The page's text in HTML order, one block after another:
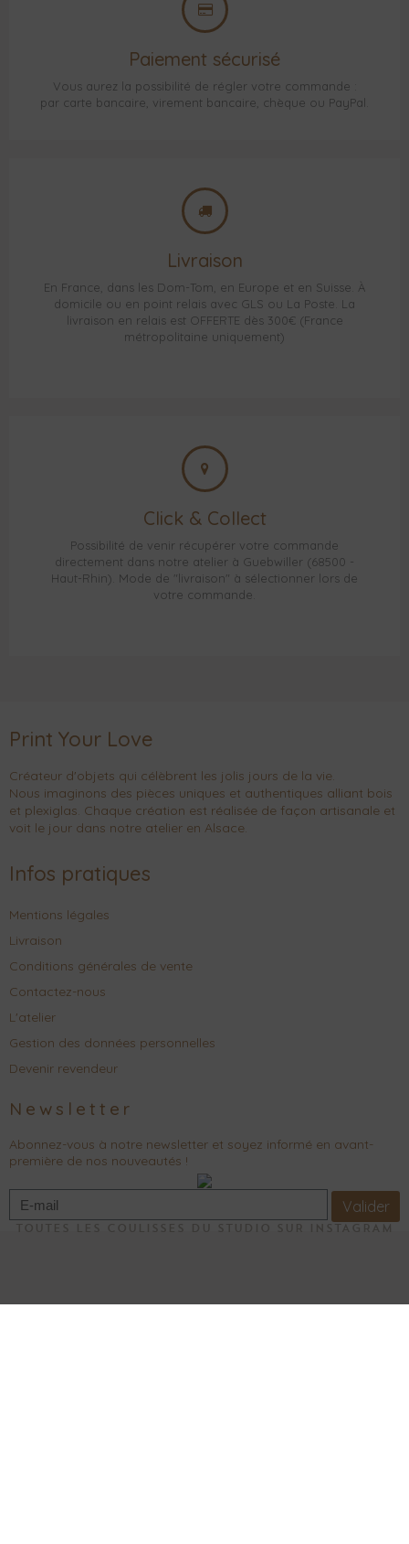
Paiement sécurisé
Vous aurez la possibilité de régler votre commande :
par carte bancaire, virement bancaire, chèque ou PayPal.
Livraison
En France, dans les Dom-Tom, en Europe et en Suisse. À
domicile ou en point relais avec GLS ou La Poste. La
livraison en relais est OFFERTE dès 300€ (France
métropolitaine uniquement)
Click & Collect
Possibilité de venir récupérer votre commande
directement dans notre atelier à Guebwiller (68500 -
Haut-Rhin). Mode de "livraison" à sélectionner lors de
votre commande.
Print Your Love
Créateur d'objets qui célèbrent les jolis jours de la vie.
Nous imaginons des pièces uniques et authentiques alliant bois
et plexiglas. Chaque création est réalisée de façon artisanale et
voit le jour dans notre atelier en Alsace.
Infos pratiques
Mentions légales
Livraison
Conditions générales de vente
Contactez-nous
L'atelier
Gestion des données personnelles
Devenir revendeur
Newsletter
Abonnez-vous à notre newsletter et soyez informé en avant-
première de nos nouveautés !
Valider
TOUTES LES COULISSES DU STUDIO SUR INSTAGRAM